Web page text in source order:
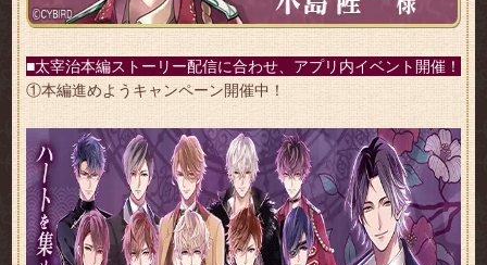
■太宰治本編ストーリー配信に合わせ、アプリ内イベント開催！
①本編進めようキャンペーン開催中！